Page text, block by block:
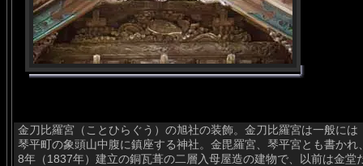
金刀比羅宮（ことひらぐう）の旭社の装飾。金刀比羅宮は一般に
琴平町の象頭山中腹に鎮座する神社。金毘羅宮、琴平宮とも書か
8年（1837年）建立の銅瓦葺の二層入母屋造の建物で、以前は金